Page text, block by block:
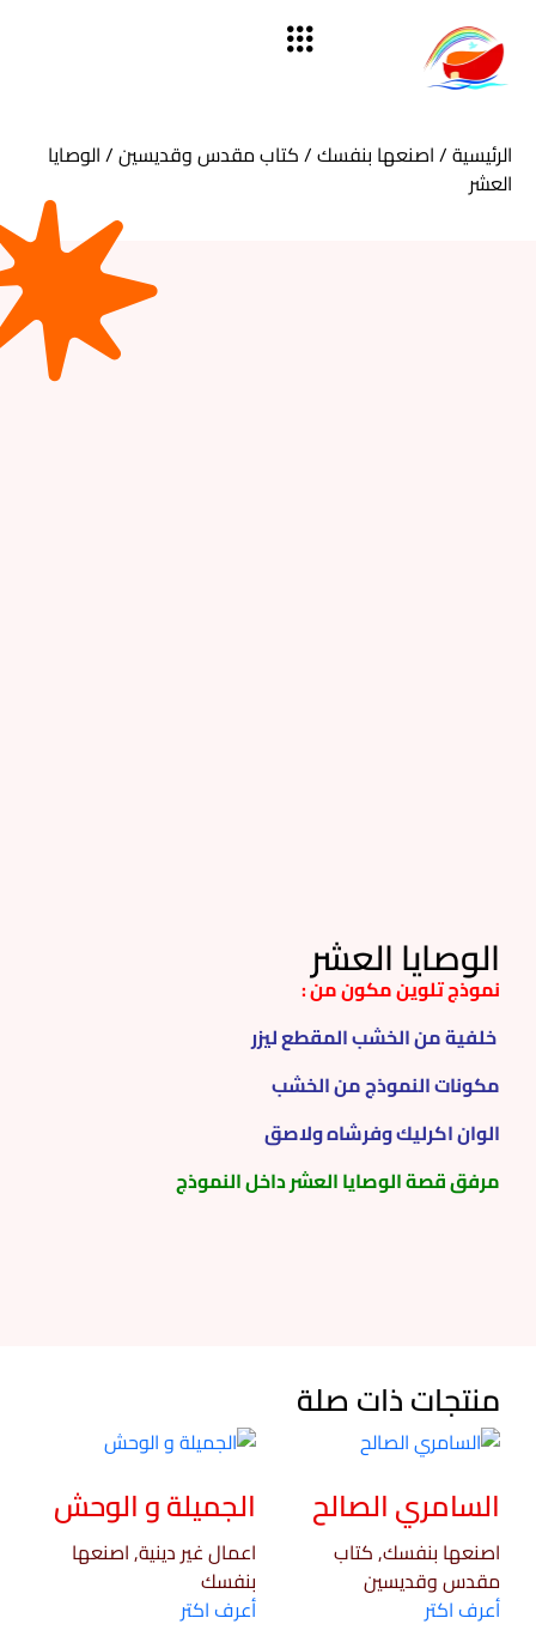
الرئيسية/اصنعها بنفسك/كتاب مقدس وقديسين/ الوصايا
العشر
الوصايا العشر
نموذج تلوين مكون من :
خلفية من الخشب المقطع ليزر
مكونات النموذج من الخشب
الوان اكرليك وفرشاه ولاصق
مرفق قصة الوصايا العشر داخل النموذج
منتجات ذات صلة
السامري الصالح
اصنعها بنفسك, كتاب
مقدس وقديسين
أعرف اكتر
الجميلة و الوحش
اعمال غير دينية, اصنعها
بنفسك
أعرف اكتر